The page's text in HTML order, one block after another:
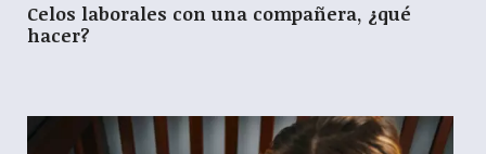
Celos laborales con una compañera, ¿qué
hacer?